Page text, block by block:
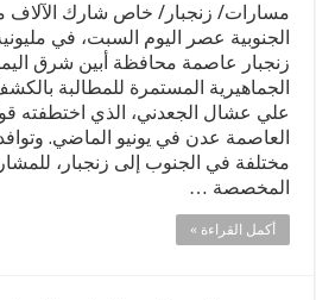
مسارات/ زنجبار/ خاص شارك الآلاف
الجنوبية عصر اليوم السبت، في
زنجبار عاصمة محافظة أبين شرق
الجماهيرية المستمرة للمطالبة
علي عشال الجعدني، الذي اختطفته
العاصمة عدن في يونيو الماضي.
مختلفة في الجنوب إلى زنجبار،
المخصصة …
أكمل القراءة »